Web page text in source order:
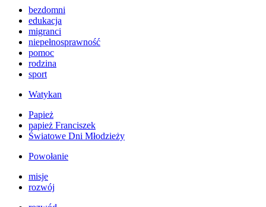
bezdomni
edukacja
migranci
niepełnosprawność
pomoc
rodzina
sport
Watykan
Papież
papież Franciszek
Światowe Dni Młodzieży
Powołanie
misje
rozwój